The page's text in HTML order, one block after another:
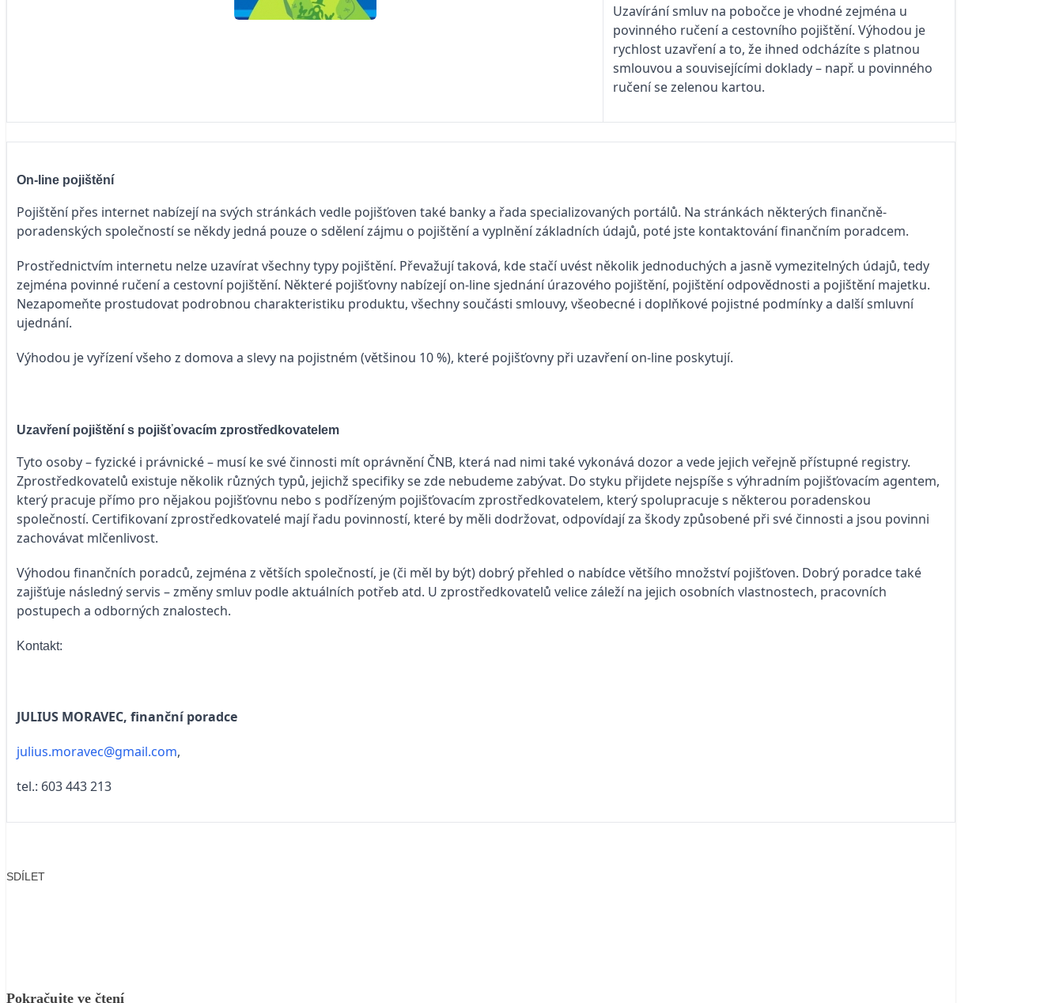
Uzavírání smluv na pobočce je vhodné zejména u
povinného ručení a cestovního pojištění. Výhodou je
rychlost uzavření a to, že ihned odcházíte s platnou
smlouvou a souvisejícími doklady – např. u povinného
ručení se zelenou kartou.
On-line pojištění
Pojištění přes internet nabízejí na svých stránkách vedle pojišťoven také banky a řada specializovaných portálů. Na stránkách některých finančně-
poradenských společností se někdy jedná pouze o sdělení zájmu o pojištění a vyplnění základních údajů, poté jste kontaktování finančním poradcem.
Prostřednictvím internetu nelze uzavírat všechny typy pojištění. Převažují taková, kde stačí uvést několik jednoduchých a jasně vymezitelných údajů, tedy
zejména povinné ručení a cestovní pojištění. Některé pojišťovny nabízejí on-line sjednání úrazového pojištění, pojištění odpovědnosti a pojištění majetku.
Nezapomeňte prostudovat podrobnou charakteristiku produktu, všechny součásti smlouvy, všeobecné i doplňkové pojistné podmínky a další smluvní
ujednání.
Výhodou je vyřízení všeho z domova a slevy na pojistném (většinou 10 %), které pojišťovny při uzavření on-line poskytují.
Uzavření pojištění s pojišťovacím zprostředkovatelem
Tyto osoby – fyzické i právnické – musí ke své činnosti mít oprávnění ČNB, která nad nimi také vykonává dozor a vede jejich veřejně přístupné registry.
Zprostředkovatelů existuje několik různých typů, jejichž specifiky se zde nebudeme zabývat. Do styku přijdete nejspíše s výhradním pojišťovacím agentem,
který pracuje přímo pro nějakou pojišťovnu nebo s podřízeným pojišťovacím zprostředkovatelem, který spolupracuje s některou poradenskou
společností. Certifikovaní zprostředkovatelé mají řadu povinností, které by měli dodržovat, odpovídají za škody způsobené při své činnosti a jsou povinni
zachovávat mlčenlivost.
Výhodou finančních poradců, zejména z větších společností, je (či měl by být) dobrý přehled o nabídce většího množství pojišťoven. Dobrý poradce také
zajišťuje následný servis – změny smluv podle aktuálních potřeb atd. U zprostředkovatelů velice záleží na jejich osobních vlastnostech, pracovních
postupech a odborných znalostech.
Kontakt:
JULIUS MORAVEC, finanční poradce
julius.moravec@gmail.com,
tel.: 603 443 213
SDÍLET
Pokračujte ve čtení